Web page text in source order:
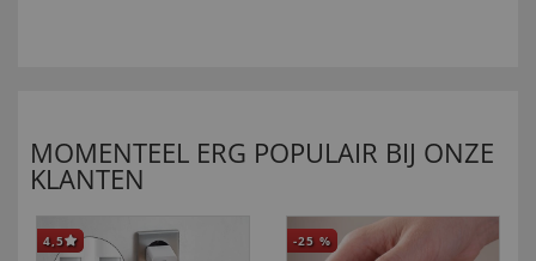
MOMENTEEL ERG POPULAIR BIJ ONZE
KLANTEN
4,5 -25 %